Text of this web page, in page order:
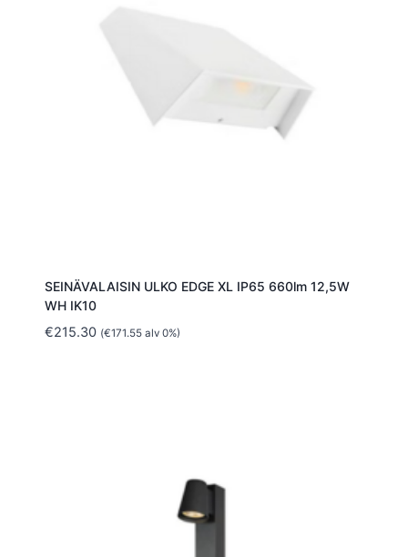
SEINÄVALAISIN ULKO EDGE XL IP65 660lm 12,5W
WH IK10
€215.30 (€171.55alv 0%)